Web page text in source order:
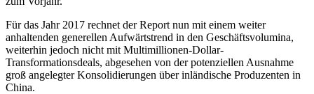
Für das Jahr 2017 rechnet der Report nun mit einem weiter
anhaltenden generellen Aufwärtstrend in den Geschäftsvolumina,
weiterhin jedoch nicht mit Multimillionen-Dollar-
Transformationsdeals, abgesehen von der potenziellen Ausnahme
groß angelegter Konsolidierungen über inländische Produzenten in
China.